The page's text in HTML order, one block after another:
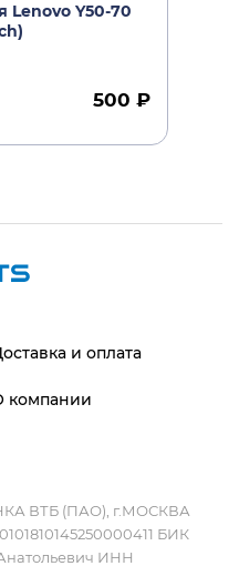
Y50-70
500 ₽
и оплата
компании
ВТБ (ПАО), г.МОСКВА
БИК
ИНН